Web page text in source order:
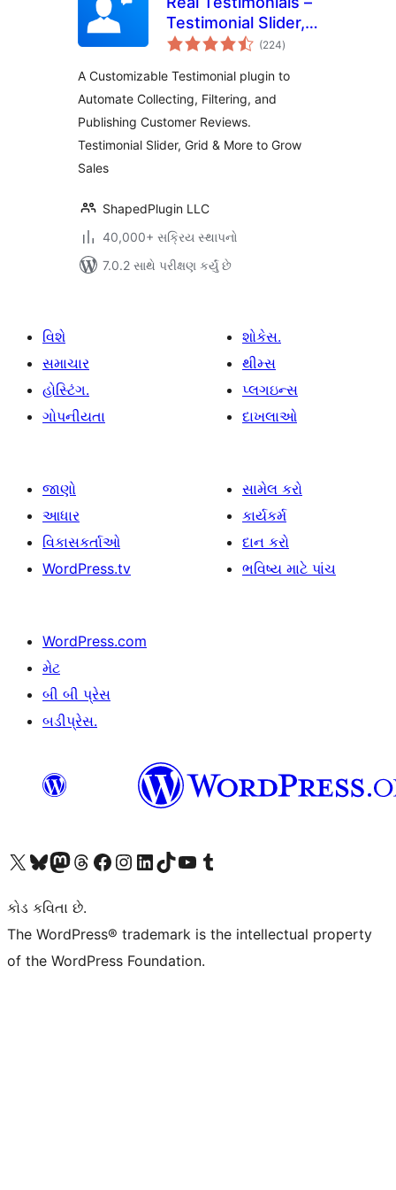
Testimonial Slider,
Collect Customer
Testimonials
(224કુલ
રેટિંગ્સ
)
A Customizable Testimonial plugin to
Automate Collecting, Filtering, and
Publishing Customer Reviews.
Testimonial Slider, Grid & More to Grow
Sales
ShapedPlugin LLC
40,000+ સક્રિય સ્થાપનો
7.0.2 સાથે પરીક્ષણ કર્યું છે
વિશે
સમાચાર
હોસ્ટિંગ.
ગોપનીયતા
શોકેસ.
થીમ્સ
પ્લગઇન્સ
દાખલાઓ
જાણો
આધાર
વિકાસકર્તાઓ
WordPress.tv
સામેલ કરો
કાર્યકર્મ
દાન કરો
ભવિષ્ય માટે પાંચ
WordPress.com
મેટ
બી બી પ્રેસ
બડીપ્રેસ.
અમારા X (અગાઉ ટ્વિટર) એકાઉન્ટની મુલાકાત લોઅમારા Bluesky એકાઉન્ટની મુલાકાત લોઅમારા માસ્ટોડોન એકાઉન્ટની મુલાકાત લોઅમારા Threads એકાઉન્ટની મુલાકાત લો અમારા ફેસબુક પેજની મુલાકાત લોઅમારા ઇન્સ્ટાગ્રામ એકાઉન્ટની મુલાકાત લો અમારા LinkedIn એકાઉન્ટની મુલાકાત લોઅમારા TikTok એકાઉન્ટની મુલાકાત લોઅમારી YouTube ચેનલની મુલાકાત લો અમારા Tumblr એકાઉન્ટની મુલાકાત લો
કોડ કવિતા છે.
The WordPress® trademark is the intellectual property
of the WordPress Foundation.